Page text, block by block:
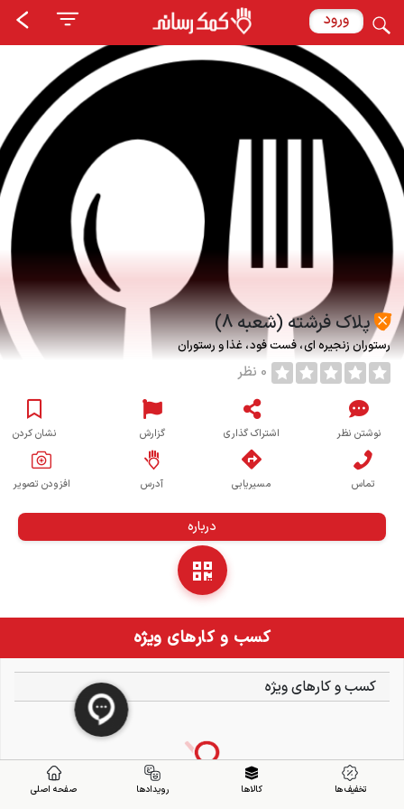
ورود
پلاک فرشته (شعبه 8)
رستوران زنجیره ای فست فود غذا و رستوران
0 نظر
نوشتن نظر اشتراک گذاری گزارش نشان کردن
تماس مسیریابی آدرس افزودن تصویر
درباره
کسب و کارهای ویژه
کسب و کارهای ویژه
تخفیف ها کالاها رویدادها صفحه اصلی